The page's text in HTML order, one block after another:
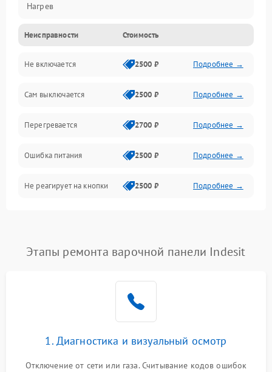
Нагрев
Неисправности Стоимость
Не включается 2500 ₽ Подробнее →
Сам выключается 2500 ₽ Подробнее →
Перегревается 2700 ₽ Подробнее →
Ошибка питания 2500 ₽ Подробнее →
Не реагирует на кнопки 2500 ₽ Подробнее →
Этапы ремонта варочной панели Indesit
1. Диагностика и визуальный осмотр
Отключение от сети или газа. Считывание кодов ошибок